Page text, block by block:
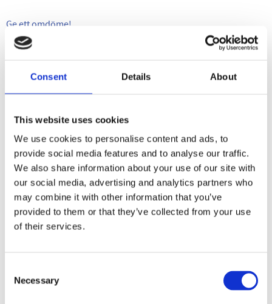
Consent Details About
This website uses cookies
We use cookies to personalise content and ads, to
provide social media features and to analyse our traffic.
We also share information about your use of our site with
our social media, advertising and analytics partners who
may combine it with other information that you’ve
provided to them or that they’ve collected from your use
of their services.
Selection
Necessary
Ge ett omdöme!
för hemmabruk. Tints of Nature´s hårfärger gör att du kan
färga håret hemma på ett mer naturligare och
skonsammare sätt. Med mer ekologiskt certifierade
ingredienser och med mindre kemikalier. Tints of Nature
finns i 24 vackra nyanser och kan även mixas tillsammans.